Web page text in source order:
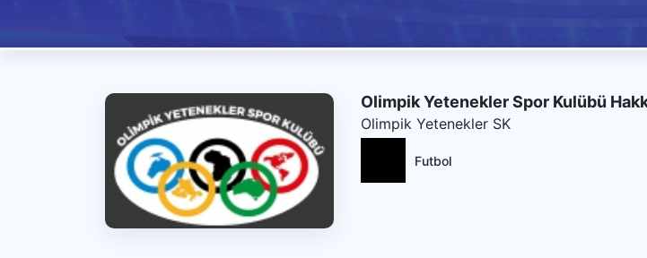
Olimpik Yetenekler Spor Kulübü
Olimpik Yetenekler SK
Futbol